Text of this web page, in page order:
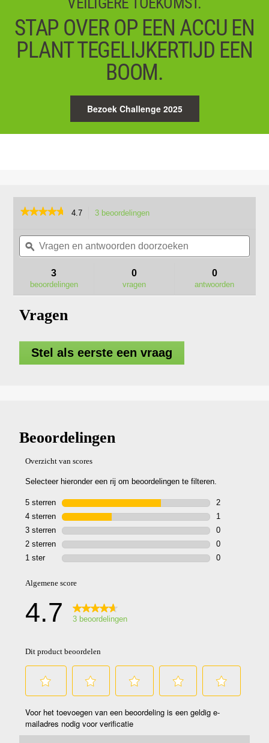
STAP OVER OP EEN ACCU EN
PLANT TEGELIJKERTIJD EEN
BOOM.
Bezoek Challenge 2025
★★★★★
★★★★★
de
Beoordelingen
lezen
HAAG
4.7 3 beoordelingen
actie
navigeert
u
beoordelingen.
Vragen
en
antwoorden
doorzoeken
ϙ
3
beoordelingen
0
vragen
0
antwoorden
Vragen
Stel als eerste een vraag